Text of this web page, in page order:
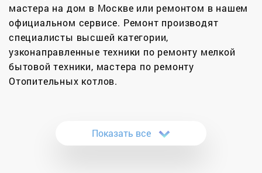
мастера на дом в Москве или ремонтом в нашем
официальном сервисе. Ремонт производят
специалисты высшей категории,
узконаправленные техники по ремонту мелкой
бытовой техники, мастера по ремонту
Отопительных котлов.
11000 котлов в Москве и Московской области.
Показать все